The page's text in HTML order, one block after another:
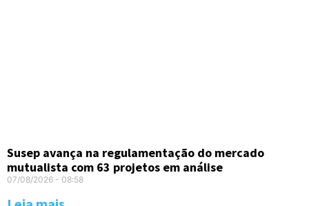
Susep avança na regulamentação do mercado
mutualista com 63 projetos em análise
07/08/2026 08:58